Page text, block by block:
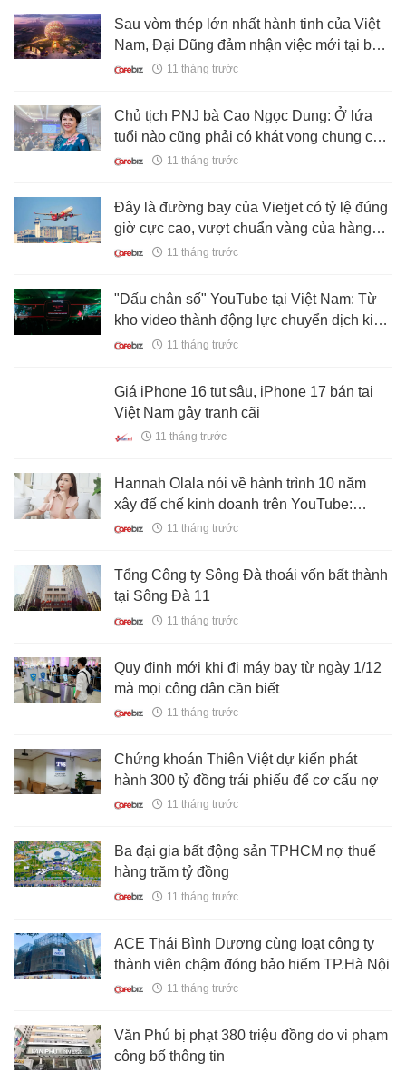
Sau vòm thép lớn nhất hành tinh của Việt
Nam, Đại Dũng đảm nhận việc mới tại bảo
tàng 700 triệu USD ở Saudi Arabia do vợ
11 tháng trước
Chủ tịch PNJ bà Cao Ngọc Dung: Ở lứa
tuổi nào cũng phải có khát vọng chung của
dân tộc 11 tháng trước
Đây là đường bay của Vietjet có tỷ lệ đúng
giờ cực cao, vượt chuẩn vàng của hàng
không quốc tế
11 tháng trước
"Dấu chân số" YouTube tại Việt Nam: Từ
kho video thành động lực chuyển dịch kinh
tế số, vườn ươm doanh nhân số, quảng bá
11 tháng trước
Giá iPhone 16 tụt sâu, iPhone 17 bán tại
Việt Nam gây tranh cãi
11 tháng trước
Hannah Olala nói về hành trình 10 năm
xây đế chế kinh doanh trên YouTube:
"Ngay cả khi ngủ vẫn có đơn hàng"
11 tháng trước
Tổng Công ty Sông Đà thoái vốn bất thành
tại Sông Đà 11
11 tháng trước
Quy định mới khi đi máy bay từ ngày 1/12
mà mọi công dân cần biết
11 tháng trước
Chứng khoán Thiên Việt dự kiến phát
hành 300 tỷ đồng trái phiếu để cơ cấu nợ
11 tháng trước
Ba đại gia bất động sản TPHCM nợ thuế
hàng trăm tỷ đồng
11 tháng trước
ACE Thái Bình Dương cùng loạt công ty
thành viên chậm đóng bảo hiểm TP.Hà Nội
11 tháng trước
Văn Phú bị phạt 380 triệu đồng do vi phạm
công bố thông tin